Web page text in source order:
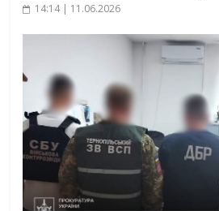
14:14 | 11.06.2026